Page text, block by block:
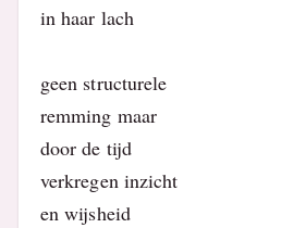
in haar lach
geen structurele
remming maar
door de tijd
verkregen inzicht
en wijsheid